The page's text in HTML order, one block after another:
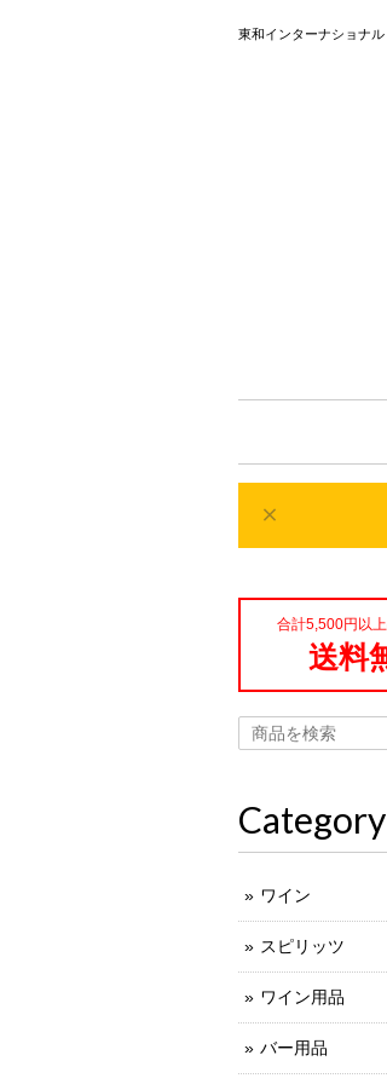
東和インターナショナ
合計5,500円以
送料
Category
ワイン
スピリッツ
ワイン用品
バー用品